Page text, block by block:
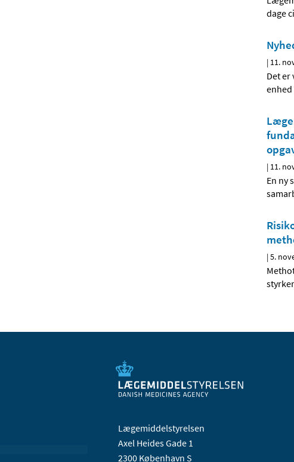
dage
| 11.
Det
| 11.
En ny
|5.
Lægemiddelstyrelsen
Axel Heides Gade 1
2300 København S